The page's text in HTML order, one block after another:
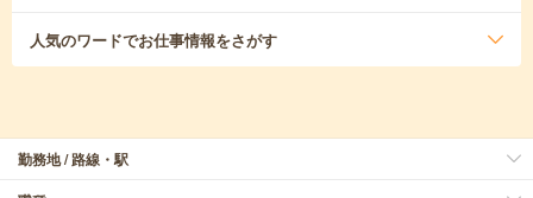
人気のワードでお仕事情報をさがす
勤務地 / 路線・駅